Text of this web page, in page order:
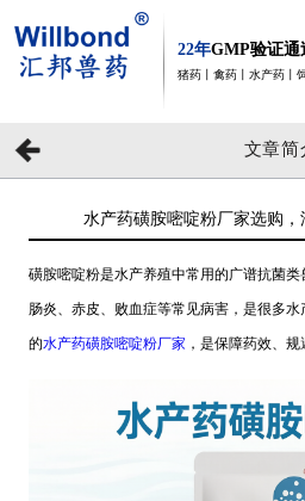
22年GMP验证通
猪药丨禽药丨水产药丨
文章简
水产药磺胺嘧啶粉厂家选购，
磺胺嘧啶粉是水产养殖中常用的广谱抗菌
肠炎、赤皮、败血症等常见病害，是很多
的水产药磺胺嘧啶粉厂家 ，是保障药效、规